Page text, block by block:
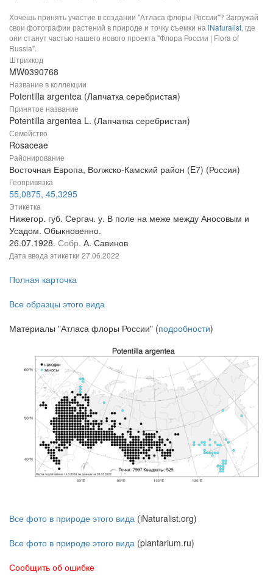
Хочешь принять участие в создании "Атласа флоры России"? Загружай
свои фотографии растений в природе и точку съемки на iNaturalist, где
они станут частью нашего нового проекта "Флора России | Flora of
Russia".
Штрихкод
MW0390768
Название в коллекции
Potentilla argentea (Лапчатка серебристая)
Принятое название
Potentilla argentea L. (Лапчатка серебристая)
Семейство
Rosaceae
Районирование
Восточная Европа, Волжско-Камский район (E7) (Россия)
Геопривязка
55,0875, 45,3295
Этикетка
Нижегор. губ. Сергач. у. В поле на меже между Аносовым и
Усадом. Обыкновенно.
26.07.1928. Собр. А. Савинов
Дата ввода этикетки 27.06.2022
Полная карточка
Все образцы этого вида
Материалы "Атласа флоры России" (подробности)
Все фото в природе этого вида (iNaturalist.org)
Все фото в природе этого вида (plantarium.ru)
Сообщить об ошибке